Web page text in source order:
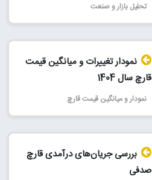
تحلیل بازار و صنعت
نمودار تغییرات و میانگین قیمت
قارچ سال 1404
نمودار و میانگین قیمت قارچ
بررسی جریان‌های درآمدی قارچ
صدفی